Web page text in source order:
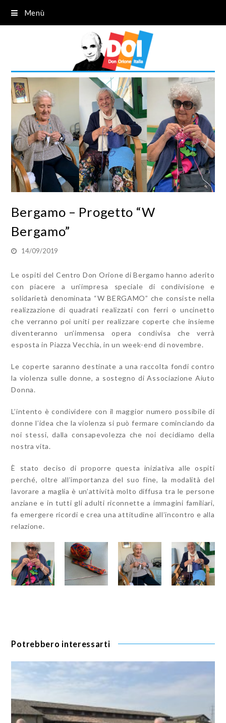
Menù
Bergamo – Progetto “W
Bergamo”
14/09/2019
Le ospiti del Centro Don Orione di Bergamo hanno aderito
con piacere a un’impresa speciale di condivisione e
solidarietà denominata “W BERGAMO” che consiste nella
realizzazione di quadrati realizzati con ferri o uncinetto
che verranno poi uniti per realizzare coperte che insieme
diventeranno un’immensa opera condivisa che verrà
esposta in Piazza Vecchia, in un week-end di novembre.
Le coperte saranno destinate a una raccolta fondi contro
la violenza sulle donne, a sostegno di Associazione Aiuto
Donna.
L’intento è condividere con il maggior numero possibile di
donne l’idea che la violenza si può fermare cominciando da
noi stessi, dalla consapevolezza che noi decidiamo della
nostra vita.
È stato deciso di proporre questa iniziativa alle ospiti
perché, oltre all’importanza del suo fine, la modalità del
lavorare a maglia è un’attività molto diffusa tra le persone
anziane e in tutti gli adulti riconnette a immagini familiari,
fa emergere ricordi e crea una attitudine all’incontro e alla
relazione.
Potrebbero interessarti